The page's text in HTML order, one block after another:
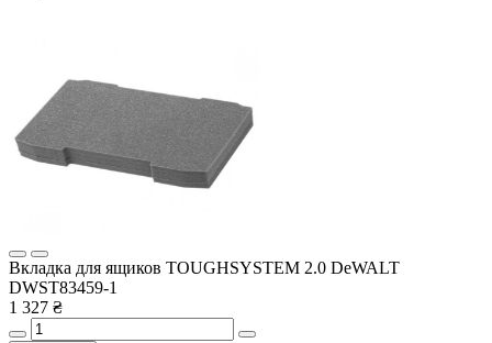
Вкладка для ящиков TOUGHSYSTEM 2.0 DeWALT
DWST83459-1
1 327 ₴